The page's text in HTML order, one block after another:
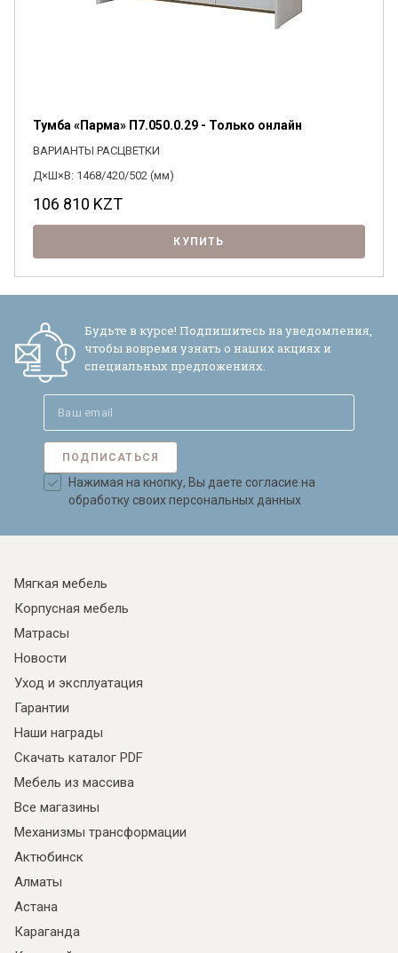
Я ознакомлен сПолитикойв отношении
обработки персональных данных и
Тумба «Парма» П7.050.0.29 - Только онлайн
ВАРИАНТЫ РАСЦВЕТКИ
Д×Ш×В: 1468/420/502 (мм)
106 810 KZT
КУПИТЬ
Будьте в курсе! Подпишитесь на уведомления,
чтобы вовремя узнать о наших акциях и
специальных предложениях.
ПОДПИСАТЬСЯ
Нажимая на кнопку, Вы даете согласие на
обработку своих персональных данных
Мягкая мебель
Корпусная мебель
Матрасы
Новости
Уход и эксплуатация
Гарантии
Наши награды
Скачать каталог PDF
Мебель из массива
Все магазины
Механизмы трансформации
Актюбинск
Алматы
Астана
Караганда